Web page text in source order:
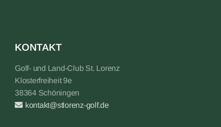
KONTAKT
Golf- und Land-Club St. Lorenz
Klosterfreiheit 9e
38364 Schöningen
kontakt@stlorenz-golf.de